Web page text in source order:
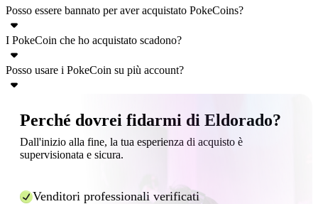
Go per acquistare una vasta gamma di oggetti dal negozio in-game.
Tra questi vi sono oggetti essenziali come i Premium Raid Pass, gli
Incubatori e le Lucky Eggs, oltre a potenziamenti permanenti per la
tua Item Bag e il Pokemon Storage.
La sicurezza del tuo account è la nostra priorità: collaboriamo
esclusivamente con venditori verificati che utilizzano metodi di
ricarica sicuri. Ogni acquisto su Eldorado.gg è inoltre protetto dalla
nostra garanzia TradeShield, che assicura transazioni sicure e
affidabili.
Posso essere bannato per aver acquistato PokeCoins?
Assicurati di seguire le istruzioni del venditore. I ban sono
estremamente rari, poiché diamo la priorità alla sicurezza
dell'account durante l'intero processo.
I PokeCoin che ho acquistato scadono?
No, le PokeCoins non hanno una data di scadenza. Una volta
sempre finché non deciderai di spenderle per acquistare oggetti nel
gioco.
Posso usare i PokeCoin su più account?
I PokeCoins sono legati all'account Pokemon Go specifico per cui
sono stati acquistati e non possono essere trasferiti o condivisi. Se
hai bisogno di monete per più account, devi effettuare un ordine
separato per ciascuno di essi.
Perché dovrei fidarmi di Eldorado?
Dall'inizio alla fine, la tua esperienza di acquisto è
supervisionata e sicura.
Venditori professionali verificati